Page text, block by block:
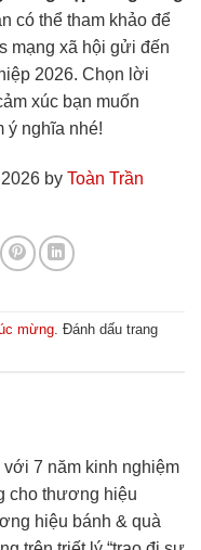
có thể tham khảo để
mạng xã hội gửi đến
2026. Chọn lời
xúc bạn muốn
ý nghĩa nhé!
by Toàn Trần
mừng. Đánh dấu trang
với 7 năm kinh nghiệm
cho thương hiệu
hiệu bánh & quà